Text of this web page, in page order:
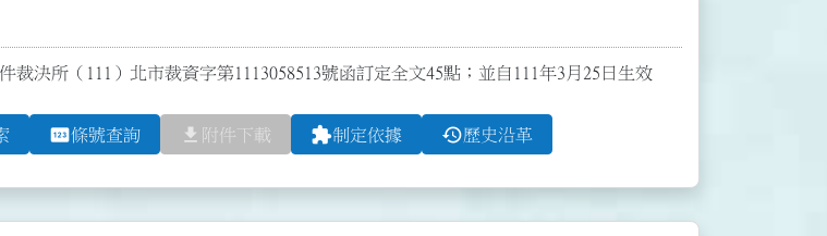
裁決所（111）北市裁資字第1113058513號函訂定全文45點；並自111年3月25日生效
pin條號查詢 file_download 附件下載 extension制定依據 history歷史沿革